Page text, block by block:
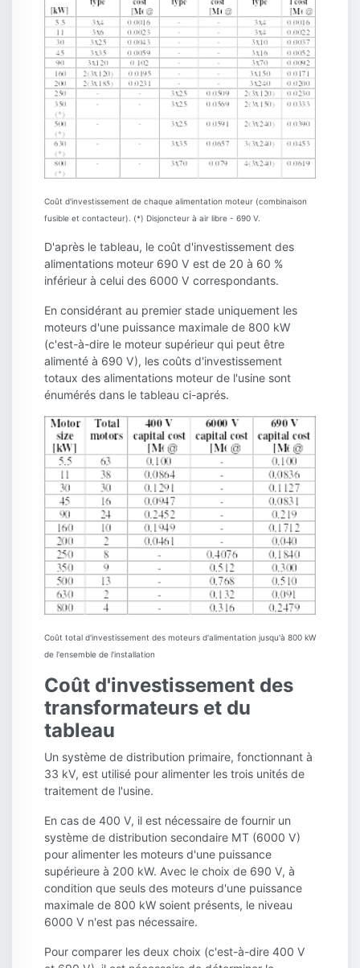
Coût d'investissement de chaque alimentation moteur (combinaison
fusible et contacteur). (*) Disjoncteur à air libre - 690 V.
D'après le tableau, le coût d'investissement des
alimentations moteur 690 V est de 20 à 60 %
inférieur à celui des 6000 V correspondants.
En considérant au premier stade uniquement les
moteurs d'une puissance maximale de 800 kW
(c'est-à-dire le moteur supérieur qui peut être
alimenté à 690 V), les coûts d'investissement
totaux des alimentations moteur de l'usine sont
énumérés dans le tableau ci-aprés.
Coût total d'investissement des moteurs d'alimentation jusqu'à 800 kW
de l'ensemble de l'installation
Coût d'investissement des
transformateurs et du
tableau
Un système de distribution primaire, fonctionnant à
33 kV, est utilisé pour alimenter les trois unités de
traitement de l'usine.
En cas de 400 V, il est nécessaire de fournir un
système de distribution secondaire MT (6000 V)
pour alimenter les moteurs d'une puissance
supérieure à 200 kW. Avec le choix de 690 V, à
condition que seuls des moteurs d'une puissance
maximale de 800 kW soient présents, le niveau
6000 V n'est pas nécessaire.
Pour comparer les deux choix (c'est-à-dire 400 V